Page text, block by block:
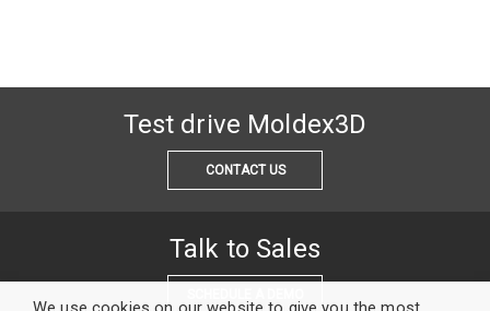
Test drive Moldex3D
CONTACT US
Talk to Sales